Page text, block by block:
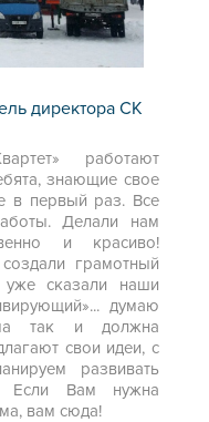
директора СК
работают
знающие свое
в первый раз. Все
Делали нам
и красиво!
грамотный
сказали наши
думаю
так и должна
свои идеи, с
развивать
Если Вам нужна
вам сюда!